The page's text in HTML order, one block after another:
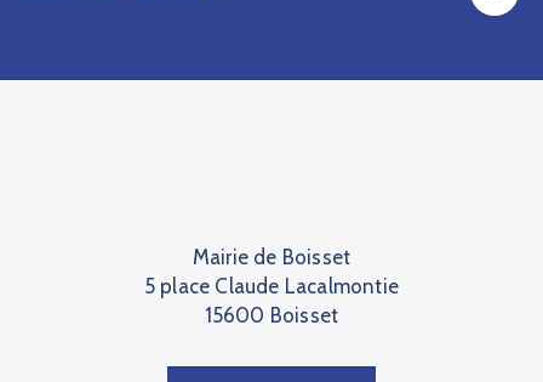
Mairie de Boisset
5 place Claude Lacalmontie
15600 Boisset